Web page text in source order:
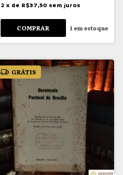
2 x de R$37,50 sem juros
1 em estoque
GRÁTIS